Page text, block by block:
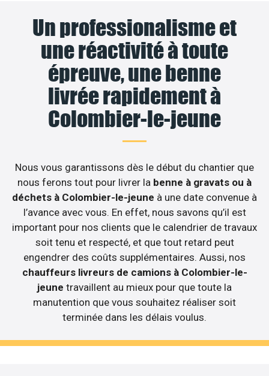
Un professionalisme et
une réactivité à toute
épreuve, une benne
livrée rapidement à
Colombier-le-jeune
Nous vous garantissons dès le début du chantier que
nous ferons tout pour livrer la benne à gravats ou à
déchets à Colombier-le-jeune à une date convenue à
l’avance avec vous. En effet, nous savons qu’il est
important pour nos clients que le calendrier de travaux
soit tenu et respecté, et que tout retard peut
engendrer des coûts supplémentaires. Aussi, nos
chauffeurs livreurs de camions à Colombier-le-
jeune travaillent au mieux pour que toute la
manutention que vous souhaitez réaliser soit
terminée dans les délais voulus.